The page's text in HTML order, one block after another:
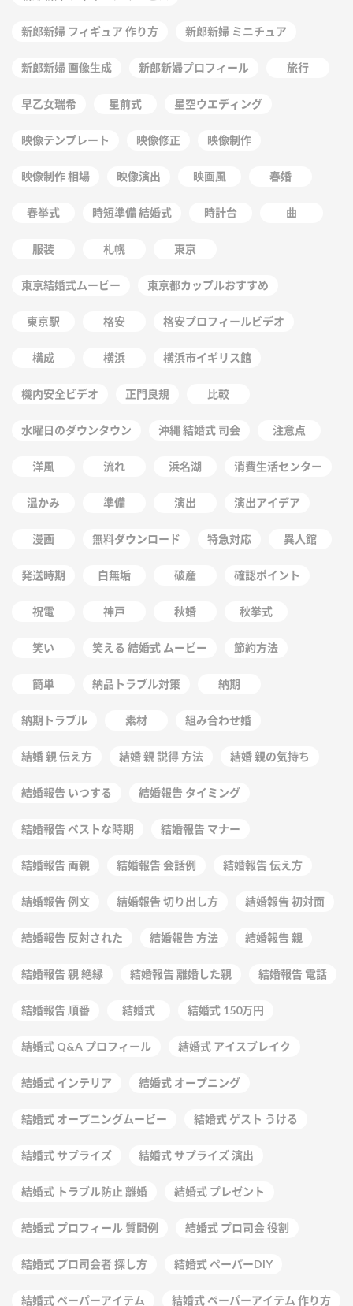
新郎新婦 フィギュア 作り方 新郎新婦 ミニチュア
新郎新婦 画像生成 新郎新婦プロフィール 旅行
早乙女瑞希 星前式 星空ウエディング
映像テンプレート 映像修正 映像制作
映像制作 相場 映像演出 映画風 春婚
春挙式 時短準備 結婚式 時計台 曲
服装 札幌 東京
東京結婚式ムービー 東京都カップルおすすめ
東京駅 格安 格安プロフィールビデオ
構成 横浜 横浜市イギリス館
機内安全ビデオ 正門良規 比較
水曜日のダウンタウン 沖縄 結婚式 司会 注意点
洋風 流れ 浜名湖 消費生活センター
温かみ 準備 演出 演出アイデア
漫画 無料ダウンロード 特急対応 異人館
発送時期 白無垢 破産 確認ポイント
祝電 神戸 秋婚 秋挙式
笑い 笑える 結婚式 ムービー 節約方法
簡単 納品トラブル対策 納期
納期トラブル 素材 組み合わせ婚
結婚 親 伝え方 結婚 親 説得 方法 結婚 親の気持ち
結婚報告 いつする 結婚報告 タイミング
結婚報告 ベストな時期 結婚報告 マナー
結婚報告 両親 結婚報告 会話例 結婚報告 伝え方
結婚報告 例文 結婚報告 切り出し方 結婚報告 初対面
結婚報告 反対された 結婚報告 方法 結婚報告 親
結婚報告 親 絶縁 結婚報告 離婚した親 結婚報告 電話
結婚報告 順番 結婚式 結婚式 150万円
結婚式 Q&A プロフィール 結婚式 アイスブレイク
結婚式 インテリア 結婚式 オープニング
結婚式 オープニングムービー 結婚式 ゲスト うける
結婚式 サプライズ 結婚式 サプライズ 演出
結婚式 トラブル防止 離婚 結婚式 プレゼント
結婚式 プロフィール 質問例 結婚式 プロ司会 役割
結婚式 プロ司会者 探し方 結婚式 ペーパーDIY
結婚式 ペーパーアイテム 結婚式 ペーパーアイテム 作り方